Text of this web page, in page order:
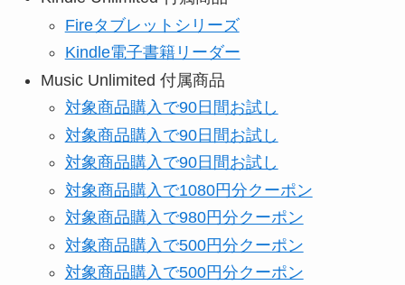
Fireタブレットシリーズ
Kindle電子書籍リーダー
Music Unlimited 付属商品
対象商品購入で90日間お試し
対象商品購入で90日間お試し
対象商品購入で90日間お試し
対象商品購入で1080円分クーポン
対象商品購入で980円分クーポン
対象商品購入で500円分クーポン
対象商品購入で500円分クーポン